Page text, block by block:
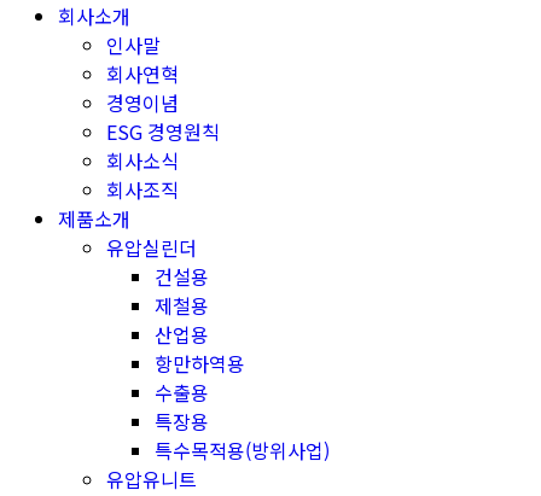
회사소개
인사말
회사연혁
경영이념
ESG 경영원칙
회사소식
회사조직
제품소개
유압실린더
건설용
제철용
산업용
항만하역용
수출용
특장용
특수목적용(방위사업)
유압유니트